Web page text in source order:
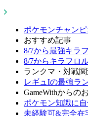
ポケモンチャン
おすすめ記事
8/7から最強キラ
8/7からキラフロ
ランクマ・対戦
レギュIの最強ラ
GameWithからの
ポケモン知識に
未経験可&完全在